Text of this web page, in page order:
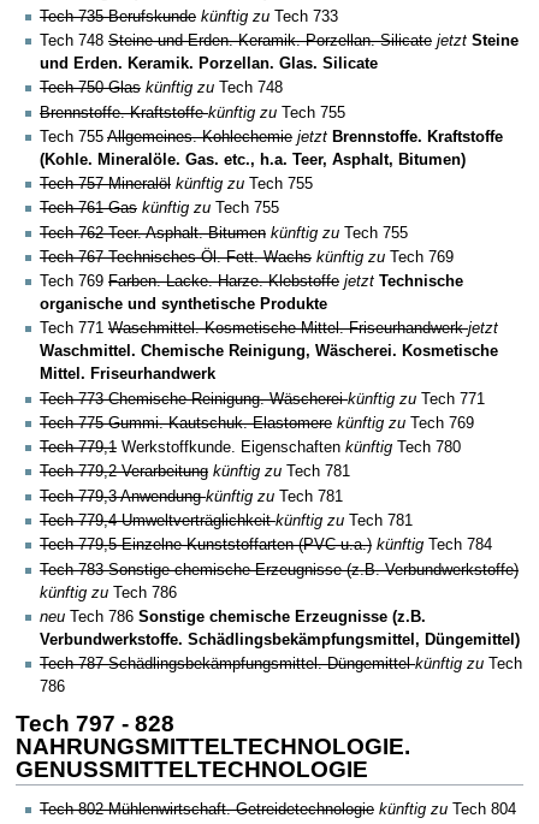
Tech 735 Berufskunde künftig zu Tech 733
Tech 748 Steine und Erden. Keramik. Porzellan. Silicate jetzt Steine
und Erden. Keramik. Porzellan. Glas. Silicate
Tech 750 Glas künftig zu
Tech 748
Brennstoffe. Kraftstoffekünftig zu Tech 755
Tech 755 Allgemeines. Kohlechemie jetzt Brennstoffe. Kraftstoffe
(Kohle. Mineralöle. Gas. etc., h.a. Teer, Asphalt, Bitumen)
Tech 757 Mineralöl künftig zu
Tech 755
Tech 761 Gas künftig zu
Tech 755
Tech 762 Teer. Asphalt. Bitumen künftig zu Tech 755
Tech 767 Technisches Öl. Fett. Wachs künftig zu Tech 769
Tech 769 Farben. Lacke. Harze. Klebstoffe jetzt Technische
organische und synthetische Produkte
Tech 771 Waschmittel. Kosmetische Mittel. Friseurhandwerkjetzt
Waschmittel. Chemische Reinigung, Wäscherei. Kosmetische
Mittel. Friseurhandwerk
Tech 773 Chemische Reinigung. Wäschereikünftig zu Tech 771
Tech 775 Gummi. Kautschuk. Elastomere künftig zu Tech 769
Tech 779,1 Werkstoffkunde. Eigenschaften künftig Tech 780
Tech 779,2 Verarbeitung künftig zu Tech 781
Tech 779,3 Anwendungkünftig zu Tech 781
Tech 779,4 Umweltverträglichkeitkünftig zu
Tech 781
Tech 779,5 Einzelne Kunststoffarten (PVC u.a.) künftig Tech 784
Tech 783 Sonstige chemische Erzeugnisse (z.B. Verbundwerkstoffe)
künftig zu Tech 786
neu Tech 786 Sonstige chemische Erzeugnisse (z.B.
Verbundwerkstoffe. Schädlingsbekämpfungsmittel, Düngemittel)
Tech 787 Schädlingsbekämpfungsmittel. Düngemittelkünftig zu
Tech
786
Tech 797 - 828
NAHRUNGSMITTELTECHNOLOGIE.
GENUSSMITTELTECHNOLOGIE
Tech 802 Mühlenwirtschaft. Getreidetechnologie künftig zu
Tech 804